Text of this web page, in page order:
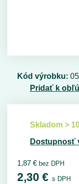
Kód výrobku:
Pridať k
Skladom >
Dostupnosť
1,87 € bez DPH
2,30 € s DPH